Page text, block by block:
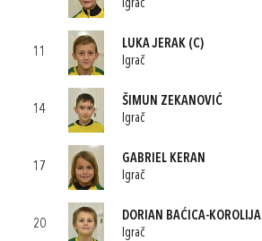
Igrač
11
LUKA JERAK (C)
Igrač
14
ŠIMUN ZEKANOVIĆ
Igrač
17
GABRIEL KERAN
Igrač
20
DORIAN BAĆICA-KOROLIJA
Igrač